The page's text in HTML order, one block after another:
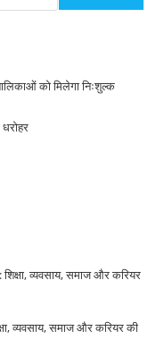
को मिलेगा निःशुल्क
व्यवसाय, समाज और करियर
व्यवसाय, समाज और करियर की